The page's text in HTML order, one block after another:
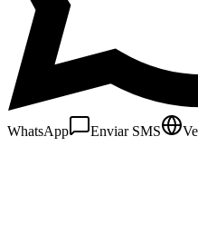
WhatsApp Enviar SMS